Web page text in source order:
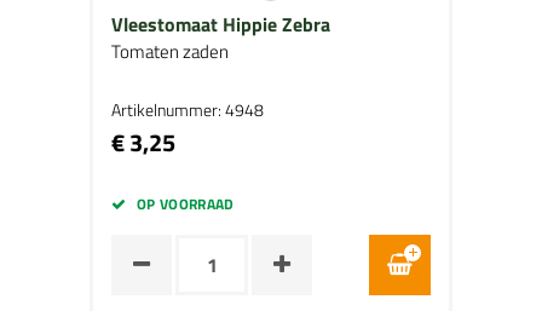
Vleestomaat Hippie Zebra
Tomaten zaden
Artikelnummer: 4948
€ 3,25
OP VOORRAAD